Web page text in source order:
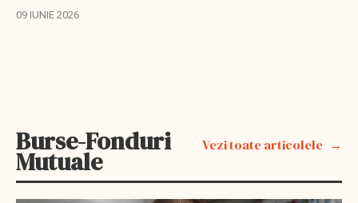
avansat cel mai mult, cu 0,70%, urmat de S&P 500
09 IUNIE 2026
Burse-Fonduri
Mutuale
Vezi toate articolele